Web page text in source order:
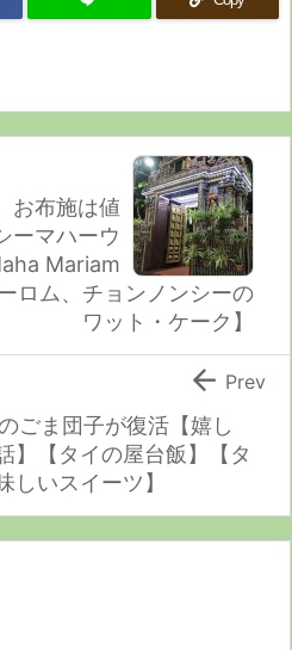
お布施は値
ーマハーウ
Mariam
ロム、チョンノンシーの
ワット・ケーク】
ごま団子が復活【嬉し
】【タイの屋台飯】【タ
しいスイーツ】
 Prev